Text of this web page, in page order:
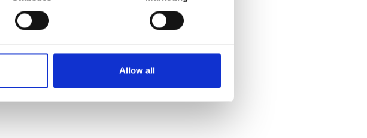
Allow all